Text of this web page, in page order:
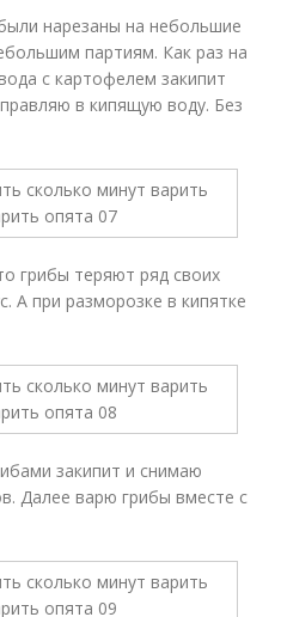
нарезаны на небольшие
партиям. Как раз на
с картофелем закипит
в кипящую воду. Без
грибы теряют ряд своих
А при разморозке в кипятке
закипит и снимаю
Далее варю грибы вместе с